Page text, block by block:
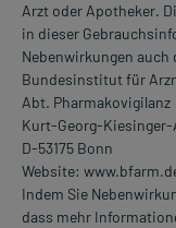
Arzt oder Apotheker.
in dieser
Nebenwirkungen auch
Bundesinstitut für
Abt. Pharmakovigilanz
Kurt-Georg-Kiesinger-
D-53175 Bonn
Website:
Indem Sie
dass mehr